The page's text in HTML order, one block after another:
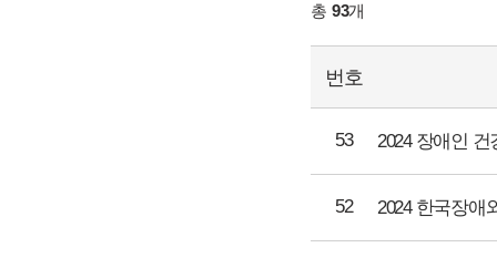
총 93개
번호
53 2024 장애인 건
52 2024 한국장애